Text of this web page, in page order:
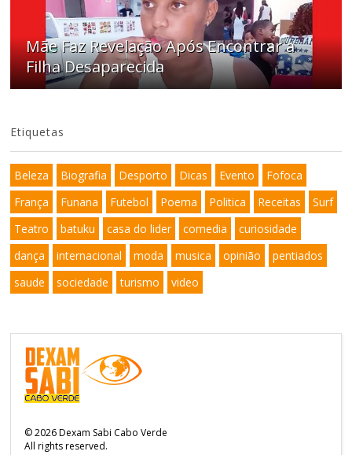
Mãe Faz Revelação Após Encontrar a
Filha Desaparecida
Etiquetas
Beleza Biografia Desporto Dicas Evento
Fofoca
França
Funana Futebol Poema Politica Receitas
Surf
Teatro
batuku casa do lider comedia
curiosidade
dança
internacional moda musica opinião
pentiados
saude
sociedade turismo video
©2026Dexam Sabi Cabo Verde
All rights reserved.